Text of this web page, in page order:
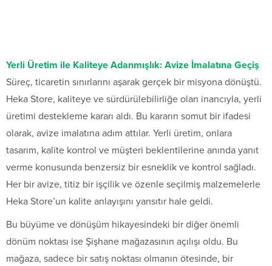
Yerli Üretim ile Kaliteye Adanmışlık: Avize İmalatına Geçiş
Süreç, ticaretin sınırlarını aşarak gerçek bir misyona dönüştü.
Heka Store, kaliteye ve sürdürülebilirliğe olan inancıyla, yerli
üretimi destekleme kararı aldı. Bu kararın somut bir ifadesi
olarak, avize imalatına adım attılar. Yerli üretim, onlara
tasarım, kalite kontrol ve müşteri beklentilerine anında yanıt
verme konusunda benzersiz bir esneklik ve kontrol sağladı.
Her bir avize, titiz bir işçilik ve özenle seçilmiş malzemelerle
Heka Store’un kalite anlayışını yansıtır hale geldi.
Bu büyüme ve dönüşüm hikayesindeki bir diğer önemli
dönüm noktası ise Şişhane mağazasının açılışı oldu. Bu
mağaza, sadece bir satış noktası olmanın ötesinde, bir